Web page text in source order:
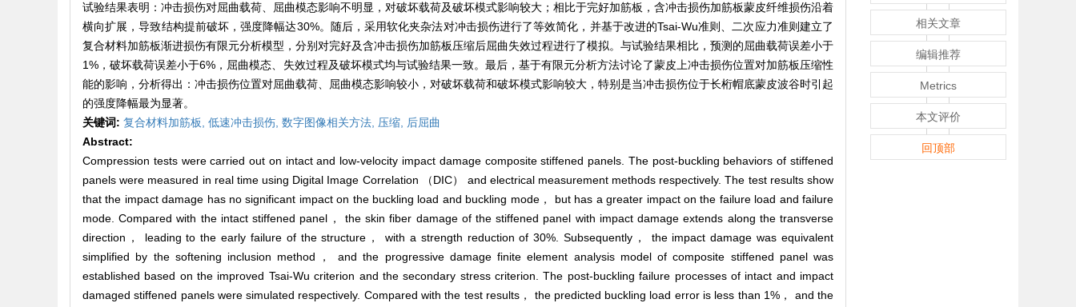
试验结果表明：冲击损伤对屈曲载荷、屈曲模态影响不明显，对破坏载荷及破坏模式影响较大；相比于完好加筋板，含冲击损伤加筋板蒙皮纤维损伤沿着
横向扩展，导致结构提前破坏，强度降幅达30%。随后，采用软化夹杂法对冲击损伤进行了等效简化，并基于改进的Tsai-Wu准则、二次应力准则建立了
复合材料加筋板渐进损伤有限元分析模型，分别对完好及含冲击损伤加筋板压缩后屈曲失效过程进行了模拟。与试验结果相比，预测的屈曲载荷误差小于
1%，破坏载荷误差小于6%，屈曲模态、失效过程及破坏模式均与试验结果一致。最后，基于有限元分析方法讨论了蒙皮上冲击损伤位置对加筋板压缩性
能的影响，分析得出：冲击损伤位置对屈曲载荷、屈曲模态影响较小，对破坏载荷和破坏模式影响较大，特别是当冲击损伤位于长桁帽底蒙皮波谷时引起
的强度降幅最为显著。
关键词: 复合材料加筋板, 低速冲击损伤, 数字图像相关方法, 压缩, 后屈曲
Abstract:
Compression tests were carried out on intact and low-velocity impact damage composite stiffened panels. The post-buckling behaviors of stiffened
panels were measured in real time using Digital Image Correlation （DIC） and electrical measurement methods respectively. The test results show
that the impact damage has no significant impact on the buckling load and buckling mode， but has a greater impact on the failure load and failure
mode. Compared with the intact stiffened panel， the skin fiber damage of the stiffened panel with impact damage extends along the transverse
direction， leading to the early failure of the structure， with a strength reduction of 30%. Subsequently， the impact damage was equivalent
simplified by the softening inclusion method， and the progressive damage finite element analysis model of composite stiffened panel was
established based on the improved Tsai-Wu criterion and the secondary stress criterion. The post-buckling failure processes of intact and impact
damaged stiffened panels were simulated respectively. Compared with the test results， the predicted buckling load error is less than 1%， and the
相关文章
编辑推荐
Metrics
本文评价
回顶部